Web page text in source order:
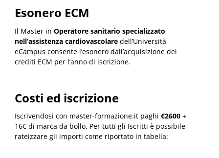
Esonero ECM
Il Master in Operatore sanitario specializzato
nell’assistenza cardiovascolare dell’Università
eCampus consente l’esonero dall’acquisizione dei
crediti ECM per l’anno di iscrizione.
Costi ed iscrizione
Iscrivendosi con master-formazione.it paghi €2600 +
16€ di marca da bollo. Per tutti gli Iscritti è possibile
rateizzare gli importi come riportato in tabella: